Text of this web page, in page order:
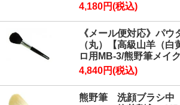
4,180円(税込)
《メール便対応》パウ
（丸）【高級山羊（白
ロ用MB-3/熊野筆メイ
4,840円(税込)
熊野筆 洗顔ブラシ中